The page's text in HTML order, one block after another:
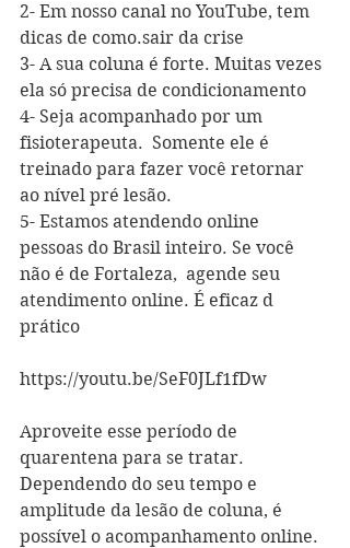
2- Em nosso canal no YouTube, tem
dicas de como.sair da crise
3- A sua coluna é forte. Muitas vezes
ela só precisa de condicionamento
4- Seja acompanhado por um
fisioterapeuta.  Somente ele é
treinado para fazer você retornar
ao nível pré lesão.
5- Estamos atendendo online
pessoas do Brasil inteiro. Se você
não é de Fortaleza,  agende seu
atendimento online. É eficaz d
prático
https://youtu.be/SeF0JLf1fDw
Aproveite esse período de
quarentena para se tratar.
Dependendo do seu tempo e
amplitude da lesão de coluna, é
possível o acompanhamento online.